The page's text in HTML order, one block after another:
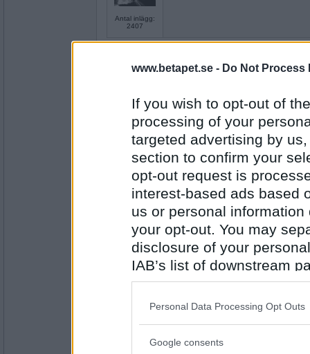
www.betapet.se - Do Not Process
If you wish to opt-out of
processing of your
targeted advertising by
section to confirm your
opt-out request is
interest-based ads based
us or personal
your opt-out. You may
disclosure of your
IAB’s list of downstream
also be disclosed by us
Downstream Participants
Please note that this
Personal Data Processing Opt Outs
Google consents
Antal inlägg:
2407
Antal inlägg:
11487
Falskt
Fulfrisyr
1697
Är nyfiken
Sant